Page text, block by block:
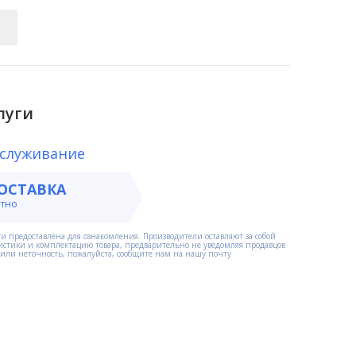
для ознакомления. Производители оставляют за собой
и комплектацию товара, предварительно не уведомляя продавцов
неточность, пожалуйста, сообщите нам на нашу почту